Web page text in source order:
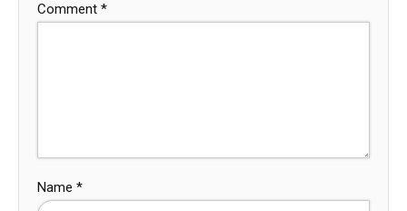
Comment *
Name *